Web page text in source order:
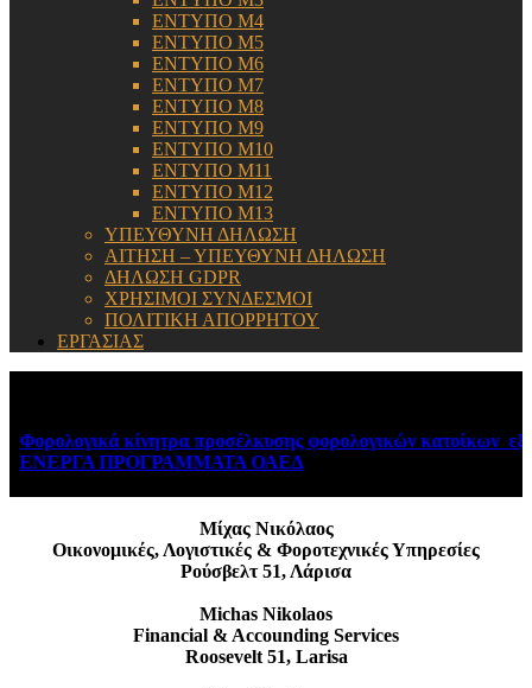
ΕΝΤΥΠΟ Μ4
ΕΝΤΥΠΟ Μ5
ΕΝΤΥΠΟ Μ6
ΕΝΤΥΠΟ Μ7
ΕΝΤΥΠΟ Μ8
ΕΝΤΥΠΟ Μ9
ΕΝΤΥΠΟ Μ10
ΕΝΤΥΠΟ Μ11
ΕΝΤΥΠΟ Μ12
ΕΝΤΥΠΟ Μ13
ΥΠΕΥΘΥΝΗ ΔΗΛΩΣΗ
ΑΙΤΗΣΗ – ΥΠΕΥΘΥΝΗ ΔΗΛΩΣΗ
ΔΗΛΩΣΗ GDPR
ΧΡΗΣΙΜΟΙ ΣΥΝΔΕΣΜΟΙ
ΠΟΛΙΤΙΚΗ ΑΠΟΡΡΗΤΟΥ
ΕΡΓΑΣΙΑΣ
Φορολογικά κίνητρα προσέλκυσης φορολογικών κατοίκων
ΕΝΕΡΓΑ ΠΡΟΓΡΑΜΜΑΤΑ ΟΑΕΔ August 6, 2026
Μίχας Νικόλαος
Οικονομικές, Λογιστικές & Φοροτεχνικές Υπηρεσίες
Ρούσβελτ 51, Λάρισα
Michas Nikolaos
Financial & Accounding Services
Roosevelt 51, Larisa